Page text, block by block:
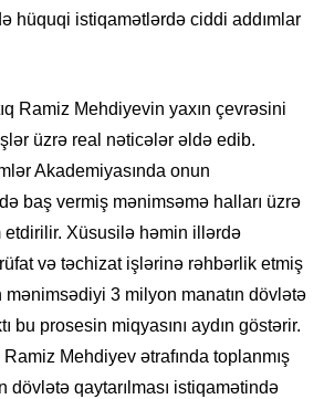
hüquqi istiqamətlərdə ciddi addımlar
Ramiz Mehdiyevin yaxın çevrəsini
üzrə real nəticələr əldə edib.
Akademiyasında onun
baş vermiş mənimsəmə halları üzrə
etdirilir. Xüsusilə həmin illərdə
və təchizat işlərinə rəhbərlik etmiş
mənimsədiyi 3 milyon manatın dövlətə
bu prosesin miqyasını aydın göstərir.
Mehdiyev ətrafında toplanmış
dövlətə qaytarılması istiqamətində